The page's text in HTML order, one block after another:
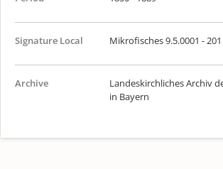
Signature Local Mikrofisches 9.5.0001 - 201
Archive
Landeskirchliches Archiv
in Bayern